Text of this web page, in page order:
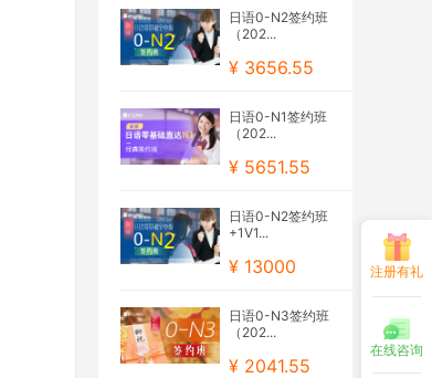
日语0-N2签约班
（202...
¥ 3656.55
日语0-N1签约班
（202...
¥ 5651.55
日语0-N2签约班
+1V1...
¥ 13000
日语0-N3签约班
（202...
¥ 2041.55
注册有礼
在线咨询